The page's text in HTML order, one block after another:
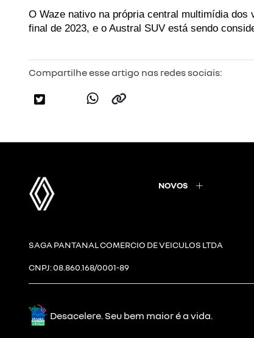
O Waze nativo na própria central multimídia dos
final de 2023, e o Austral SUV está sendo
Compartilhe esse artigo nas redes sociais:
NOVOS
SAGA PANTANAL COMERCIO DE VEICULOS LTDA
CNPJ: 08.860.168/0001-89
Desacelere. Seu bem maior é a vida.